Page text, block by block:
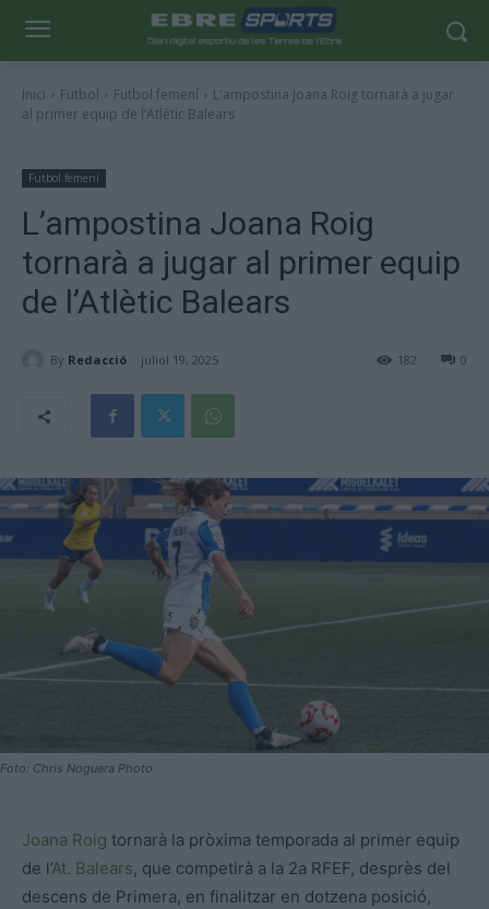
Inici Futbol Futbol femení
L'ampostina Joana Roig tornarà a jugar
al primer equip de l’Atlètic Balears
Futbol femení
L’ampostina Joana Roig
tornarà a jugar al primer equip
de l’Atlètic Balears
By Redacció juliol 19, 2025 0
182
Foto: Chris Noguera Photo
Joana Roig tornarà la pròxima temporada al primer equip
de l’At. Balears, que competirà a la 2a RFEF, desprès del
descens de Primera, en finalitzar en dotzena posició,